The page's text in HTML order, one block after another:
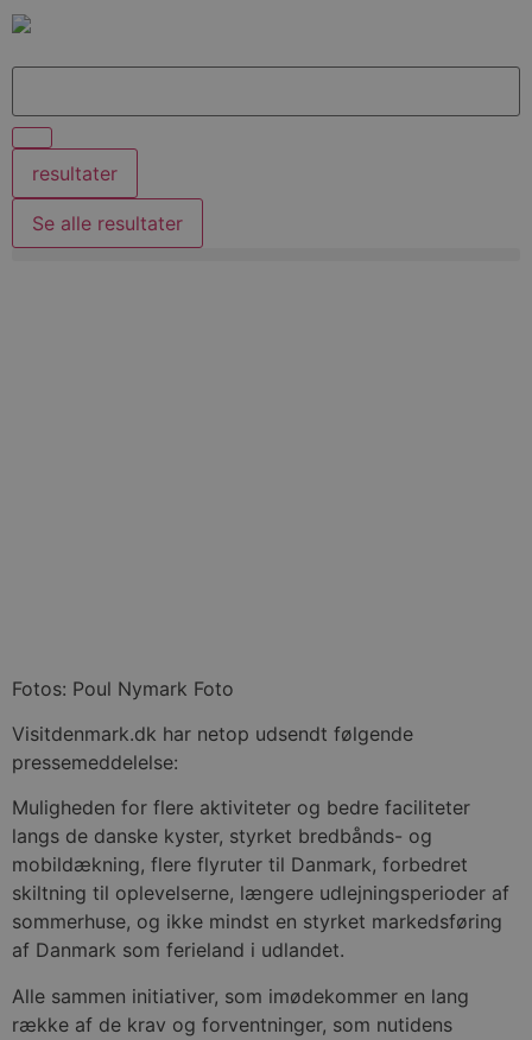
resultater
Se alle resultater
Fotos: Poul Nymark Foto
Visitdenmark.dk har netop udsendt følgende
pressemeddelelse:
Muligheden for flere aktiviteter og bedre faciliteter
langs de danske kyster, styrket bredbånds- og
mobildækning, flere flyruter til Danmark, forbedret
skiltning til oplevelserne, længere udlejningsperioder af
sommerhuse, og ikke mindst en styrket markedsføring
af Danmark som ferieland i udlandet.
Alle sammen initiativer, som imødekommer en lang
række af de krav og forventninger, som nutidens